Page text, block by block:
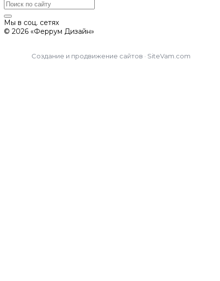
Мы в соц. сетях
© 2026 «Феррум Дизайн»
Создание и продвижение сайтов · SiteVam.com